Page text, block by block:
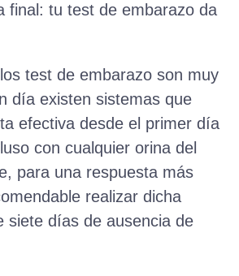
final: tu test de embarazo da
test de embarazo son muy
día existen sistemas que
efectiva desde el primer día
con cualquier orina del
para una respuesta más
realizar dicha
siete días de ausencia de